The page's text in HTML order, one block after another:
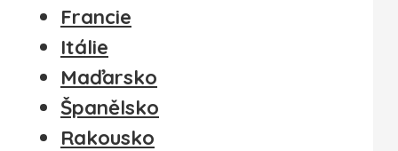
Francie
Itálie
Maďarsko
Španělsko
Rakousko